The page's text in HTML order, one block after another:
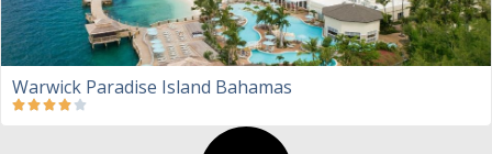
Warwick Paradise Island Bahamas